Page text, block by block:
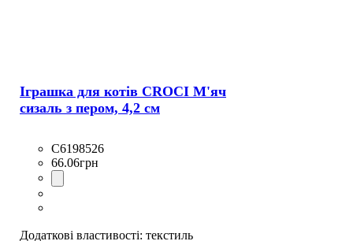
Іграшка для котів CROCI М'яч
сизаль з пером, 4,2 см
C6198526
66.06грн
Додаткові властивості: текстиль